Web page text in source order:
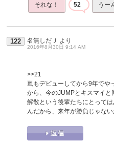
それな！ 52 うー
122 名無しだＪ より
2016年8月30日 9:14 AM
>>21
嵐もデビューしてから9年でや
から、今のJUMPとキスマイ
解散という後輩たちにとって
んだから、来年が勝負じゃない